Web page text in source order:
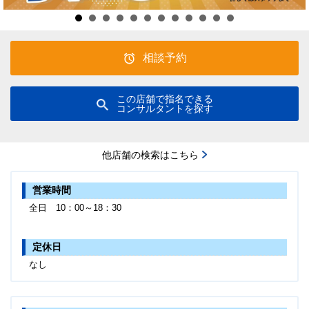
相談予約
この店舗で指名できる
コンサルタントを探す
他店舗の検索はこちら
営業時間
全日 10：00～18：30
定休日
なし